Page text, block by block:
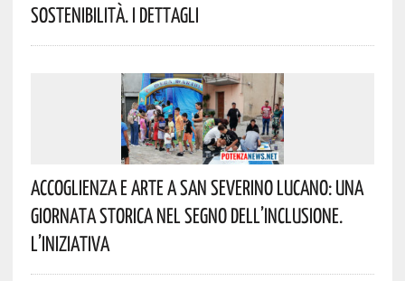
Sostenibilità. I Dettagli
Accoglienza E Arte A San Severino Lucano: Una
Giornata Storica Nel Segno Dell’inclusione.
L’iniziativa